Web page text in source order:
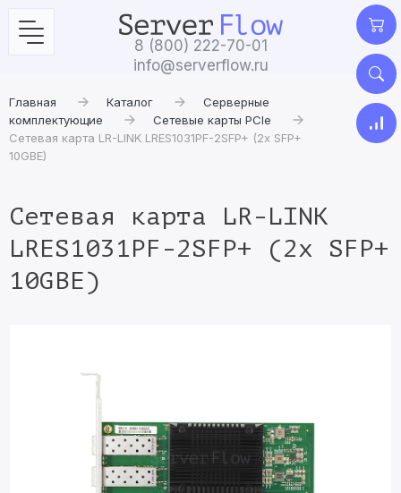
8 (800) 222-70-01
info@serverflow.ru
Главная Каталог
Серверные
комплектующие
Сетевые карты PCIe
Сетевая карта LR-LINK LRES1031PF-2SFP+ (2x SFP+
10GBE)
Сетевая карта LR-LINK
LRES1031PF-2SFP+ (2x SFP+
10GBE)